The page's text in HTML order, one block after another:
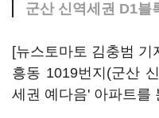
군산 신역세권 D1블
[뉴스토마토 김충범 기
흥동 1019번지(군산
세권 예다음' 아파트를